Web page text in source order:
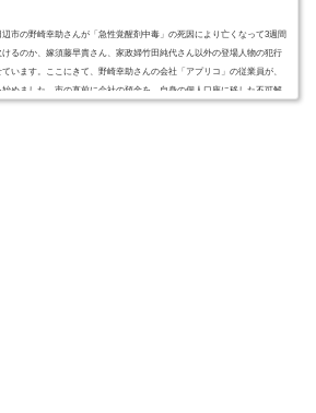
市の野崎幸助さんが「急性覚醒剤中毒」の死因により亡くなって3週間
るのか、嫁須藤早貴さん、家政婦竹田純代さん以外の登場人物の犯行
います。ここにきて、野崎幸助さんの会社「アプリコ」の従業員が、
めました。市の直前に会社の預金を、自身の個人口座に移した不可解
助さんの遺産を、会社倒産前に会社従業員の退職金としてもらえないか